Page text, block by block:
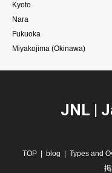
Kyoto
Nara
Fukuoka
Miyakojima (Okinawa)
JNL |
TOP blog
Types and